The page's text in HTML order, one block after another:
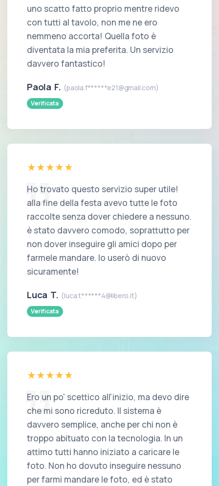
uno scatto fatto proprio mentre ridevo
con tutti al tavolo, non me ne ero
nemmeno accorta! Quella foto è
diventata la mia preferita. Un servizio
davvero fantastico!
Paola F. (paola.f******e21@gmail.com)
Verificata
Ho trovato questo servizio super utile!
alla fine della festa avevo tutte le foto
raccolte senza dover chiedere a nessuno.
è stato davvero comodo, soprattutto per
non dover inseguire gli amici dopo per
farmele mandare. lo userò di nuovo
sicuramente!
Luca T. (luca.t******4@libero.it)
Verificata
Ero un po' scettico all'inizio, ma devo dire
che mi sono ricreduto. Il sistema è
davvero semplice, anche per chi non è
troppo abituato con la tecnologia. In un
attimo tutti hanno iniziato a caricare le
foto. Non ho dovuto inseguire nessuno
per farmi mandare le foto, ed è stato